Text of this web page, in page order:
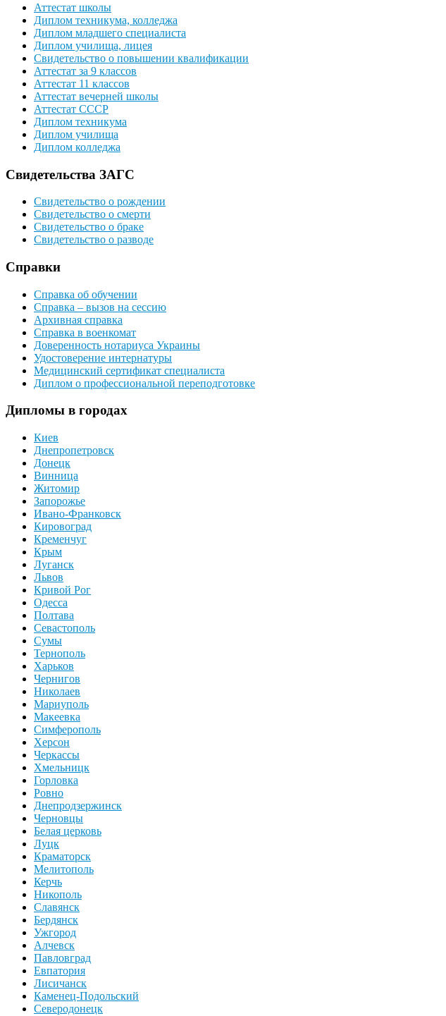
Аттестат школы
Диплом техникума, колледжа
Диплом младшего специалиста
Диплом училища, лицея
Свидетельство о повышении квалификации
Аттестат за 9 классов
Аттестат 11 классов
Аттестат вечерней школы
Аттестат СССР
Диплом техникума
Диплом училища
Диплом колледжа
Свидетельства ЗАГС
Свидетельство о рождении
Свидетельство о смерти
Свидетельство о браке
Свидетельство о разводе
Справки
Справка об обучении
Справка – вызов на сессию
Архивная справка
Справка в военкомат
Доверенность нотариуса Украины
Удостоверение интернатуры
Медицинский сертификат специалиста
Диплом о профессиональной переподготовке
Дипломы в городах
Киев
Днепропетровск
Донецк
Винница
Житомир
Запорожье
Ивано-Франковск
Кировоград
Кременчуг
Крым
Луганск
Львов
Кривой Рог
Одесса
Полтава
Севастополь
Сумы
Тернополь
Харьков
Чернигов
Николаев
Мариуполь
Макеевка
Симферополь
Херсон
Черкассы
Хмельницк
Горловка
Ровно
Днепродзержинск
Черновцы
Белая церковь
Луцк
Краматорск
Мелитополь
Керчь
Никополь
Славянск
Бердянск
Ужгород
Алчевск
Павловград
Евпатория
Лисичанск
Каменец-Подольский
Северодонецк